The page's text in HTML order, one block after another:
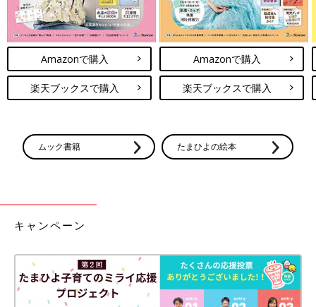
Amazonで購入
楽天ブックスで購入
Amazonで購入
楽天ブックスで購入
ムック書籍 たまひよの絵本
キャンペーン